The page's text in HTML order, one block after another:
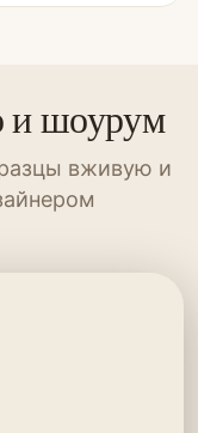
и шоурум
вживую и